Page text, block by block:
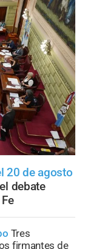
20 de agosto
debate
Tres
firmantes de